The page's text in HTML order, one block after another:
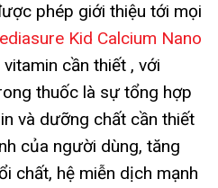
phép giới thiệu tới mọi
Kid Calcium Nano
cần thiết , với
thuốc là sự tổng hợp
và dưỡng chất cần thiết
của người dùng, tăng
chất, hệ miễn dịch mạnh